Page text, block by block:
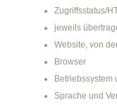
Zugriffsstatus/
jeweils
Website, von
Browser
Betriebssystem
Sprache und